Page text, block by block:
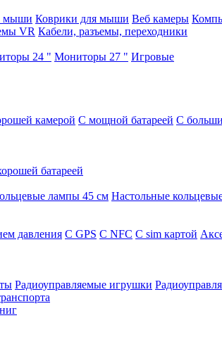
мыши Коврики для мыши Веб камеры
VR Кабели, разъемы, переходники
24 " Мониторы 27 " Игровые
камерой С мощной батареей С
батареей
лампы 45 см Настольные
давления C GPS C NFC C sim картой
Радиоуправляемые игрушки